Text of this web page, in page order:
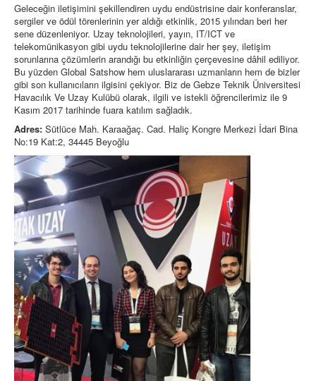
Geleceğin iletişimini şekillendiren uydu endüstrisine dair konferanslar,
sergiler ve ödül törenlerinin yer aldığı etkinlik, 2015 yılından beri her
sene düzenleniyor. Uzay teknolojileri, yayın, IT/ICT ve
telekomünikasyon gibi uydu teknolojilerine dair her şey, iletişim
sorunlarına çözümlerin arandığı bu etkinliğin çerçevesine dâhil ediliyor.
Bu yüzden Global Satshow hem uluslararası uzmanların hem de bizler
gibi son kullanıcıların ilgisini çekiyor. Biz de Gebze Teknik Üniversitesi
Havacılık Ve Uzay Kulübü olarak, ilgili ve istekli öğrencilerimiz ile 9
Kasım 2017 tarihinde fuara katılım sağladık.
Adres: Sütlüce Mah. Karaağaç. Cad. Haliç Kongre Merkezi İdari Bina
No:19 Kat:2, 34445 Beyoğlu